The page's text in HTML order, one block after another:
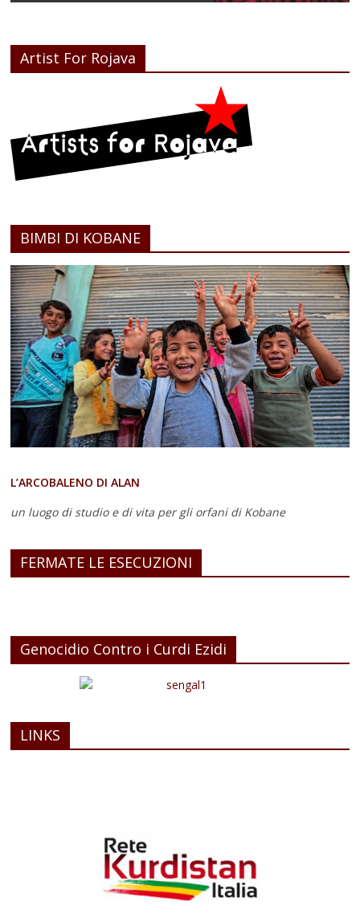
Artist For Rojava
BIMBI DI KOBANE
L’ARCOBALENO DI ALAN
un luogo di studio e di vita per gli orfani di Kobane
FERMATE LE ESECUZIONI
Genocidio Contro i Curdi Ezidi
LINKS